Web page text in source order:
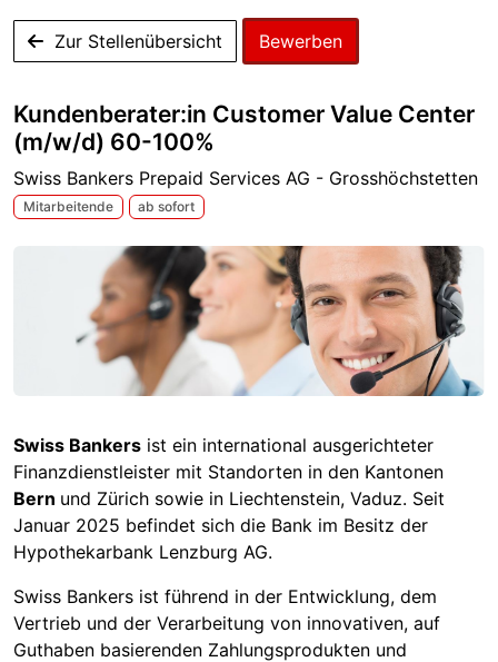
Zur Stellenübersicht Bewerben
Kundenberater:in Customer Value Center
(m/w/d) 60-100%
Swiss Bankers Prepaid Services AG - Grosshöchstetten
Mitarbeitende ab sofort
Swiss Bankers ist ein international ausgerichteter
Finanzdienstleister mit Standorten in den Kantonen
Bern und Zürich sowie in Liechtenstein, Vaduz. Seit
Januar 2025 befindet sich die Bank im Besitz der
Hypothekarbank Lenzburg AG.
Swiss Bankers ist führend in der Entwicklung, dem
Vertrieb und der Verarbeitung von innovativen, auf
Guthaben basierenden Zahlungsprodukten und